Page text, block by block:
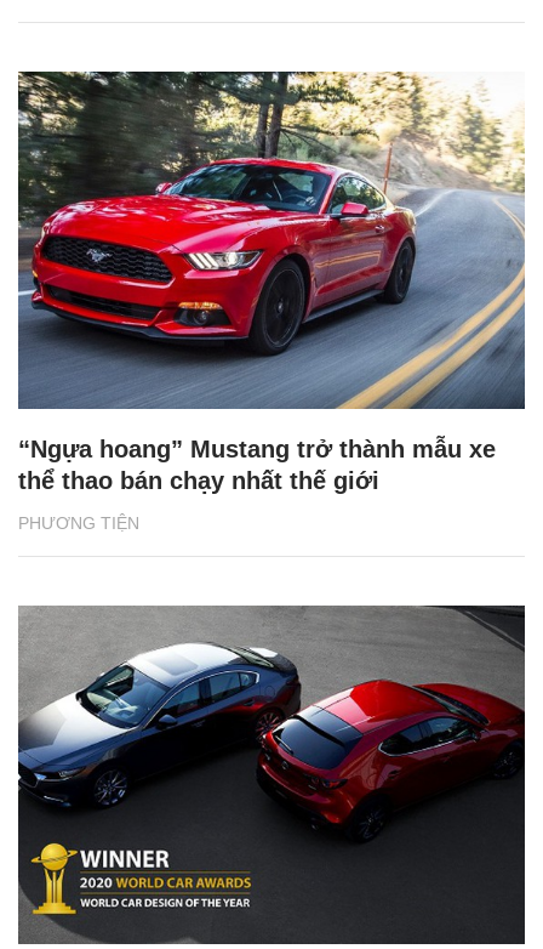
PHƯƠNG TIỆN
“Ngựa hoang” Mustang trở thành mẫu xe
thể thao bán chạy nhất thế giới